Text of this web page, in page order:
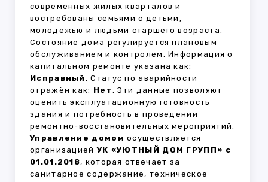
современных жилых кварталов и
востребованы семьями с детьми,
молодёжью и людьми старшего возраста.
Состояние дома регулируется плановым
обслуживанием и контролем. Информация о
капитальном ремонте указана как:
Исправный . Статус по аварийности
отражён как: Нет. Эти данные позволяют
оценить эксплуатационную готовность
здания и потребность в проведении
ремонтно-восстановительных мероприятий.
Управление домом осуществляется
организациейУК «УЮТНЫЙ ДОМ ГРУПП» с
01.01.2018, которая отвечает за
санитарное содержание, техническое